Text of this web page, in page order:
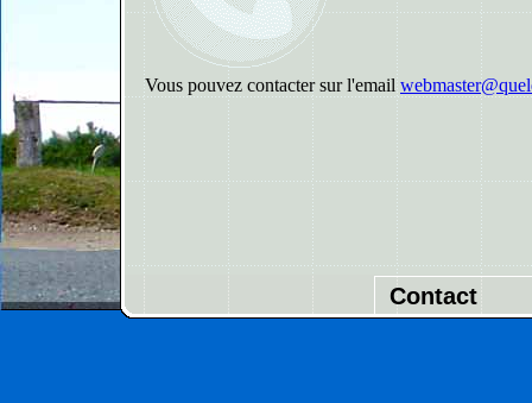
Vous pouvez contacter sur l'email
Contact